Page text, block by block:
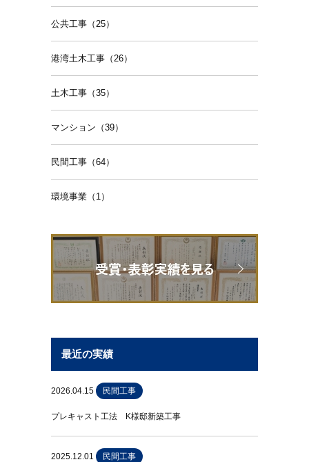
公共工事（25）
港湾土木工事（26）
土木工事（35）
マンション（39）
民間工事（64）
環境事業（1）
最近の実績
2026.04.15 民間工事
プレキャスト工法 K様邸新築工事
2025.12.01 民間工事